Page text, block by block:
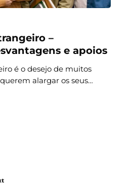
–
e apoios
é o desejo de muitos
alargar os seus…